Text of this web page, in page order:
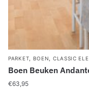
PARKET BOEN CLASSIC
Boen Beuken
€63,95